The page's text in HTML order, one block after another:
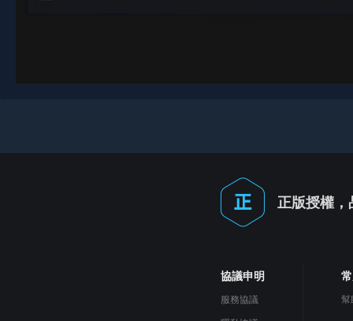
正版授權，
協議申明
服務協議
幫